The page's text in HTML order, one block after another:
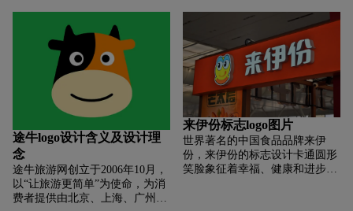
上部，重复弧形弯曲，公司的名
字写在白色圆形凸字体。在中央
部分，在两个弯曲的白色破折号
之间，Cia的标志下面有一个Y符
号，最后两个字母在第一个字母
里面，下划线在最后一个字母里
面。盾牌的黄边和黑线形成鲜明
对比。
靠、力量和自由的精神。与简洁
的构图相统一，体量意味着可承
受的价格和值得信赖的客户方
式。这通过灰色和蓝色色调的对
比清楚地表达出来。
途牛logo设计含义及设计理
念
途牛旅游网创立于2006年10月，
以“让旅游更简单”为使命，为消
费者提供由北京、上海、广州、
来伊份标志logo图片
世界著名的中国食品品牌来伊
份，来伊份的标志设计卡通圆形
笑脸象征着幸福、健康和进步。